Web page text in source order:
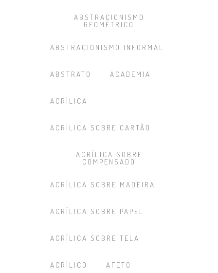
ABSTRACIONISMO
GEOMÉTRICO
ABSTRACIONISMO INFORMAL
ABSTRATO ACADEMIA
ACRÍLICA
ACRÍLICA SOBRE CARTÃO
ACRÍLICA SOBRE
COMPENSADO
ACRÍLICA SOBRE MADEIRA
ACRÍLICA SOBRE PAPEL
ACRÍLICA SOBRE TELA
ACRÍLICO AFETO